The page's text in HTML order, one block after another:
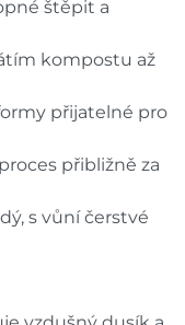
štěpit a
kompostu až
přijatelné pro
přibližně za
s vůní čerstvé